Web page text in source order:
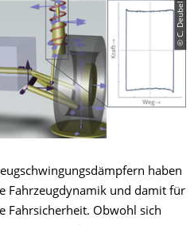
© C. Deubel
haben
Fahrzeugdynamik und damit für
Fahrsicherheit. Obwohl sich